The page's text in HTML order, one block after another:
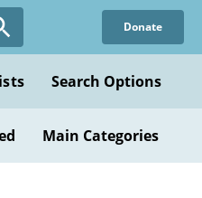
Donate
Search Options
Main Categories